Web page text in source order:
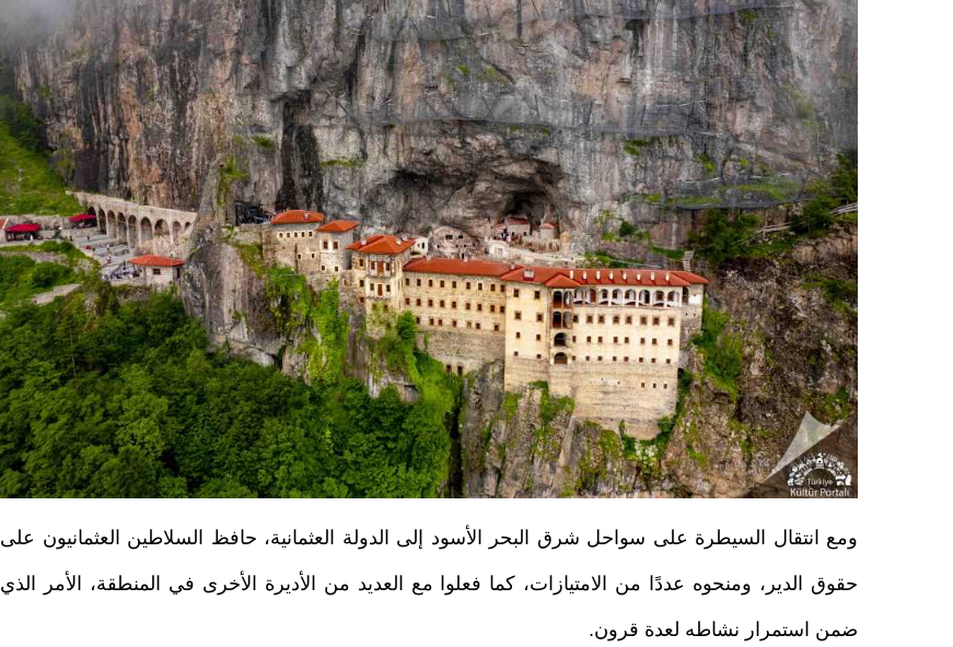
ومع انتقال السيطرة على سواحل شرق البحر الأسود إلى الدولة العثمانية، حافظ السلاطين العثمانيون على
حقوق الدير، ومنحوه عددًا من الامتيازات، كما فعلوا مع العديد من الأديرة الأخرى في المنطقة، الأمر الذي
ضمن استمرار نشاطه لعدة قرون.